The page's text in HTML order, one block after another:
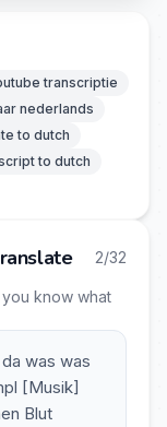
transcriptie
nederlands
to dutch
to dutch
2/32
know what
was was
[Musik]
Blut